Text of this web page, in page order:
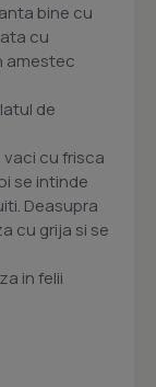
bine cu
cu
amestec
de
vaci cu frisca
se intinde
Deasupra
cu grija si se
in felii